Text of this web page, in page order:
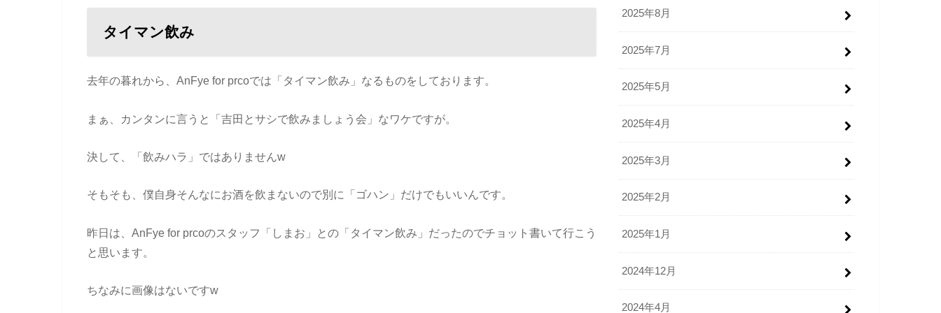
タイマン飲み
去年の暮れから、AnFye for prcoでは「タイマン飲み」なるものをしております。
まぁ、カンタンに言うと「吉田とサシで飲みましょう会」なワケですが。
決して、「飲みハラ」ではありませんw
そもそも、僕自身そんなにお酒を飲まないので別に「ゴハン」だけでもいいんです。
昨日は、AnFye for prcoのスタッフ「しまお」との「タイマン飲み」だったのでチョット書いて行こう
と思います。
ちなみに画像はないですw
2025年8月
2025年7月
2025年5月
2025年4月
2025年3月
2025年2月
2025年1月
2024年12月
2024年4月